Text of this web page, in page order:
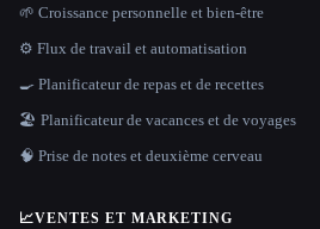
🌱 Croissance personnelle et bien-être
⚙️ Flux de travail et automatisation
🍳 Planificateur de repas et de recettes
🏖 Planificateur de vacances et de voyages
🧠 Prise de notes et deuxième cerveau
📈VENTES ET MARKETING